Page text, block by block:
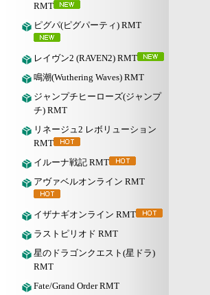
RMT
ピグパ(ピグパーティ) RMT
レイヴン2 (RAVEN2) RMT
鳴潮(Wuthering Waves) RMT
ジャンプチヒーローズ(ジャンプ
チ) RMT
リネージュ2 レボリューション
RMT
イルーナ戦記 RMT
アヴァベルオンライン RMT
イザナギオンライン RMT
ラストピリオド RMT
星のドラゴンクエスト(星ドラ)
RMT
Fate/Grand Order RMT